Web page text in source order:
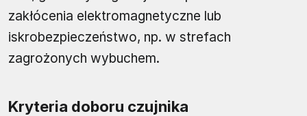
zakłócenia elektromagnetyczne lub
iskrobezpieczeństwo, np. w strefach
zagrożonych wybuchem.
Kryteria doboru czujnika